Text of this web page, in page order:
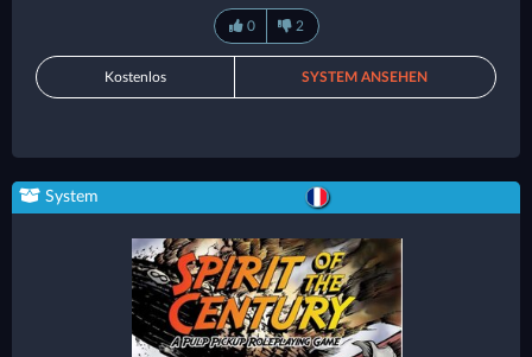
0 2
Kostenlos SYSTEM ANSEHEN
System